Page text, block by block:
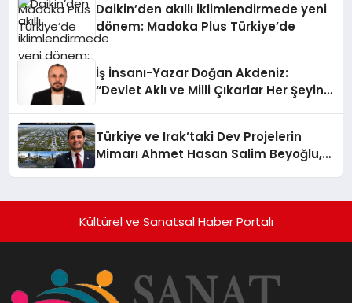
Daikin’den akıllı iklimlendirmede yeni
dönem: Madoka Plus Türkiye’de
İş İnsanı-Yazar Doğan Akdeniz:
“Devlet Aklı ve Milli Çıkarlar Her Şeyin
Türkiye ve Irak’taki Dev Projelerin
Mimarı Ahmet Hasan Salim Beyoğlu,
Hayata Geçirecek
Kültürel ve Sanatsal Haber Portalı